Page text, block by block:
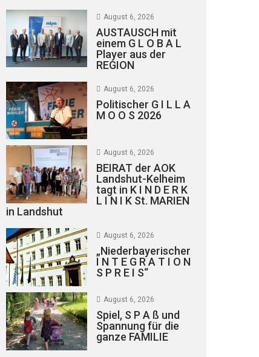
August 6, 2026
AUSTAUSCH mit
einem G L O B A L
Player aus der
REGION
August 6, 2026
Politischer G I L L A
M O O S 2026
August 6, 2026
BEIRAT der AOK
Landshut-Kelheim
tagt in K I N D E R K
L I N I K St. MARIEN
in Landshut
August 6, 2026
„Niederbayerischer
I N T E G R A T I O N
S P R E I S“
August 6, 2026
Spiel, S P A ß und
Spannung für die
ganze FAMILIE